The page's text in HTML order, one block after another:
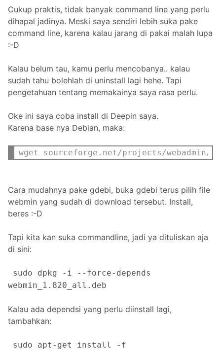
Cukup praktis, tidak banyak command line yang perlu
dihapal jadinya. Meski saya sendiri lebih suka pake
command line, karena kalau jarang di pakai malah lupa
:-D
Kalau belum tau, kamu perlu mencobanya.. kalau
sudah tahu bolehlah di uninstall lagi hehe. Tapi
pengetahuan tentang memakainya saya rasa perlu.
Oke ini saya coba install di Deepin saya.
Karena base nya Debian, maka:
wget sourceforge.net/projects/webadmin/
Cara mudahnya pake gdebi, buka gdebi terus pilih file
webmin yang sudah di download tersebut. Install,
beres :-D
Tapi kita kan suka commandline, jadi ya dituliskan aja
di sini:
sudo dpkg -i --force-depends
webmin_1.820_all.deb
Kalau ada dependsi yang perlu diinstall lagi,
tambahkan:
sudo apt-get install -f